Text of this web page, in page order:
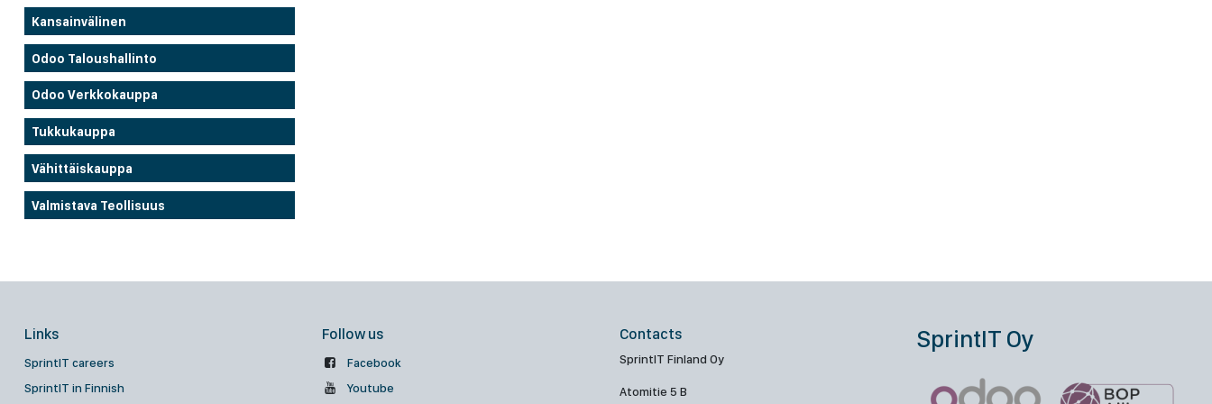
Kansainvälinen
Odoo Taloushallinto
Odoo Verkkokauppa
Tukkukauppa
Vähittäiskauppa
Valmistava Teollisuus
Links
SprintIT careers
SprintIT in Finnish
Follow us
Facebook
Youtube
Contacts
SprintIT Finland Oy
Atomitie 5 B
SprintIT Oy